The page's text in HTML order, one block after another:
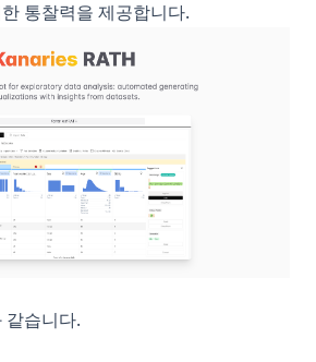
통찰력을 제공합니다.
같습니다.